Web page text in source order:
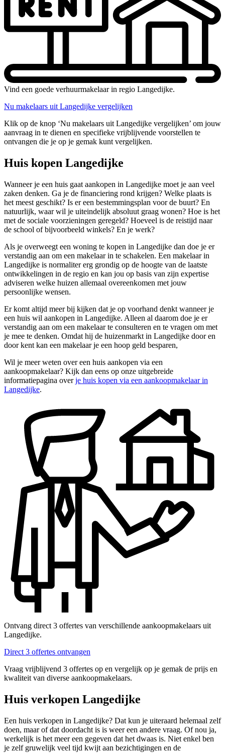
Vind een goede verhuurmakelaar in regio Langedijke.
Nu makelaars uit Langedijke vergelijken
Klik op de knop ‘Nu makelaars uit Langedijke vergelijken’ om jouw
aanvraag in te dienen en specifieke vrijblijvende voorstellen te
ontvangen die je op je gemak kunt vergelijken.
Huis kopen Langedijke
Wanneer je een huis gaat aankopen in Langedijke moet je aan veel
zaken denken. Ga je de financiering rond krijgen? Welke plaats is
het meest geschikt? Is er een bestemmingsplan voor de buurt? En
natuurlijk, waar wil je uiteindelijk absoluut graag wonen? Hoe is het
met de sociale voorzieningen geregeld? Hoeveel is de reistijd naar
de school of bijvoorbeeld winkels? En je werk?
Als je overweegt een woning te kopen in Langedijke dan doe je er
verstandig aan om een makelaar in te schakelen. Een makelaar in
Langedijke is normaliter erg grondig op de hoogte van de laatste
ontwikkelingen in de regio en kan jou op basis van zijn expertise
adviseren welke huizen allemaal overeenkomen met jouw
persoonlijke wensen.
Er komt altijd meer bij kijken dat je op voorhand denkt wanneer je
een huis wil aankopen in Langedijke. Alleen al daarom doe je er
verstandig aan om een makelaar te consulteren en te vragen om met
je mee te denken. Omdat hij de huizenmarkt in Langedijke door en
door kent kan een makelaar je een hoop geld besparen,
Wil je meer weten over een huis aankopen via een
aankoopmakelaar? Kijk dan eens op onze uitgebreide
informatiepagina overje huis kopen via een aankoopmakelaar in
Langedijke.
Ontvang direct 3 offertes van verschillende aankoopmakelaars uit
Langedijke.
Direct 3 offertes ontvangen
Vraag vrijblijvend 3 offertes op en vergelijk op je gemak de prijs en
kwaliteit van diverse aankoopmakelaars.
Huis verkopen Langedijke
Een huis verkopen in Langedijke? Dat kun je uiteraard helemaal zelf
doen, maar of dat doordacht is is weer een andere vraag. Of nou ja,
werkelijk is het meer een gegeven dat het dwaas is. Niet enkel ben
je zelf gruwelijk veel tijd kwijt aan bezichtigingen en de